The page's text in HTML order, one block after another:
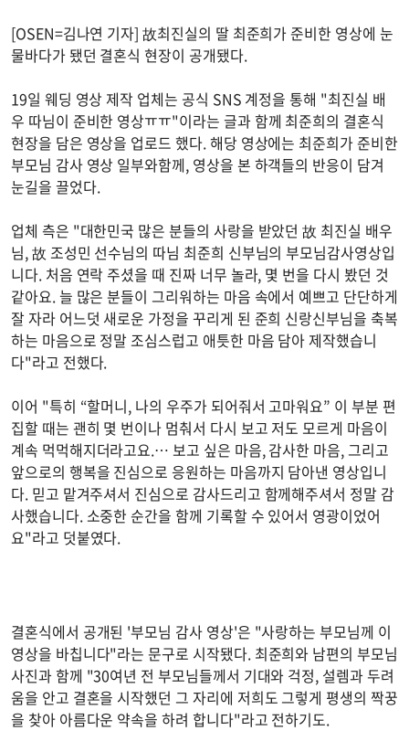
[OSEN=김나연 기자] 故최진실의 딸 최준희가 준비한 영상에 눈
물바다가 됐던 결혼식 현장이 공개됐다.
19일 웨딩 영상 제작 업체는 공식 SNS 계정을 통해 "최진실 배
우 따님이 준비한 영상ㅠㅠ"이라는 글과 함께 최준희의 결혼식
현장을 담은 영상을 업로드 했다. 해당 영상에는 최준희가 준비한
부모님 감사 영상 일부와함께, 영상을 본 하객들의 반응이 담겨
눈길을 끌었다.
업체 측은 "대한민국 많은 분들의 사랑을 받았던 故 최진실 배우
님, 故 조성민 선수님의 따님 최준희 신부님의 부모님감사영상입
니다. 처음 연락 주셨을 때 진짜 너무 놀라, 몇 번을 다시 봤던 것
같아요. 늘 많은 분들이 그리워하는 마음 속에서 예쁘고 단단하게
잘 자라 어느덧 새로운 가정을 꾸리게 된 준희 신랑신부님을 축복
하는 마음으로 정말 조심스럽고 애틋한 마음 담아 제작했습니
다"라고 전했다.
이어 "특히 “할머니, 나의 우주가 되어줘서 고마워요” 이 부분 편
집할 때는 괜히 몇 번이나 멈춰서 다시 보고 저도 모르게 마음이
계속 먹먹해지더라고요.… 보고 싶은 마음, 감사한 마음, 그리고
앞으로의 행복을 진심으로 응원하는 마음까지 담아낸 영상입니
다. 믿고 맡겨주셔서 진심으로 감사드리고 함께해주셔서 정말 감
사했습니다. 소중한 순간을 함께 기록할 수 있어서 영광이었어
요"라고 덧붙였다.
결혼식에서 공개된 '부모님 감사 영상'은 "사랑하는 부모님께 이
영상을 바칩니다"라는 문구로 시작됐다. 최준희와 남편의 부모님
사진과 함께 "30여년 전 부모님들께서 기대와 걱정, 설렘과 두려
움을 안고 결혼을 시작했던 그 자리에 저희도 그렇게 평생의 짝꿍
을 찾아 아름다운 약속을 하려 합니다"라고 전하기도.